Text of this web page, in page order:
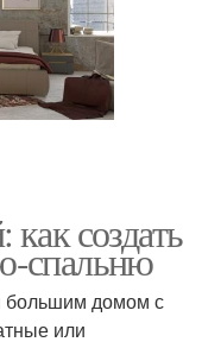
создать
спальню
большим домом с
или